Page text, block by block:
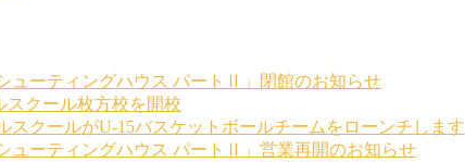
ューティングハウス パートⅡ」閉館のお知らせ
クール枚方校を開校
スクールがU-15バスケットボールチームをローンチします
ューティングハウス パートⅡ」営業再開のお知らせ